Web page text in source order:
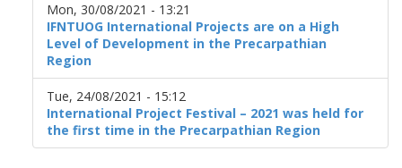
Mon, 30/08/2021 - 13:21
IFNTUOG International Projects are on a High
Level of Development in the Precarpathian
Region
Tue, 24/08/2021 - 15:12
International Project Festival – 2021 was held for
the first time in the Precarpathian Region